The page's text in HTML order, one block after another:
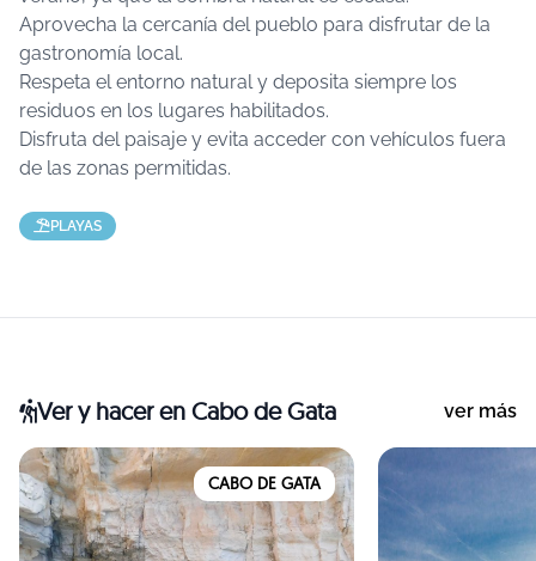
Aprovecha la cercanía del pueblo para disfrutar de la
gastronomía local.
Respeta el entorno natural y deposita siempre los
residuos en los lugares habilitados.
Disfruta del paisaje y evita acceder con vehículos fuera
de las zonas permitidas.
PLAYAS
Ver y haceren Cabo de Gata ver más
CABO DE GATA